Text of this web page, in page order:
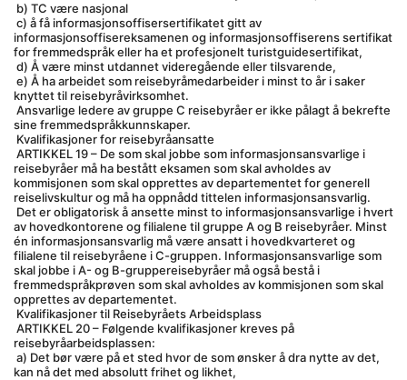
b) TC være nasjonal
informasjonsoffisereksamenen og informasjonsoffiserens sertifikat
for fremmedspråk eller ha et profesjonelt turistguidesertifikat,
d) Å være minst utdannet videregående eller tilsvarende,
knyttet til reisebyråvirksomhet.
sine fremmedspråkkunnskaper.
Kvalifikasjoner for reisebyråansatte
reisebyråer må ha bestått eksamen som skal avholdes av
kommisjonen som skal opprettes av departementet for generell
reiselivskultur og må ha oppnådd tittelen informasjonsansvarlig.
av hovedkontorene og filialene til gruppe A og B reisebyråer. Minst
én informasjonsansvarlig må være ansatt i hovedkvarteret og
filialene til reisebyråene i C-gruppen. Informasjonsansvarlige som
skal jobbe i A- og B-gruppereisebyråer må også bestå i
fremmedspråkprøven som skal avholdes av kommisjonen som skal
opprettes av departementet.
Kvalifikasjoner til Reisebyråets Arbeidsplass
reisebyråarbeidsplassen:
kan nå det med absolutt frihet og likhet,